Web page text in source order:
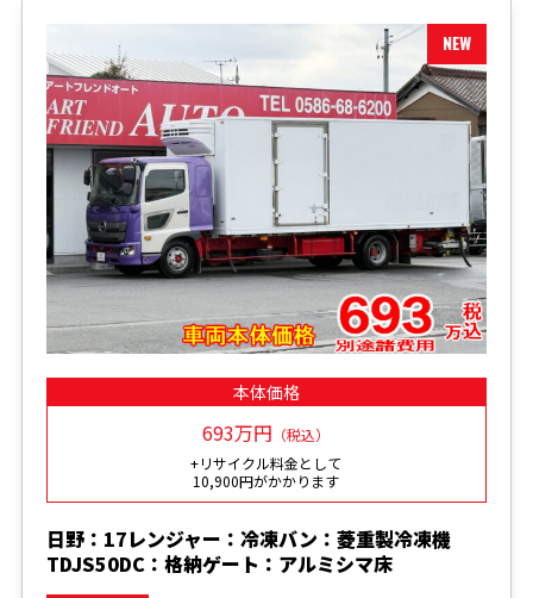
本体価格
693万円 （税込）
+リサイクル料金として
10,900円がかかります
日野：17レンジャー：冷凍バン：菱重製冷凍機
TDJS50DC：格納ゲート：アルミシマ床